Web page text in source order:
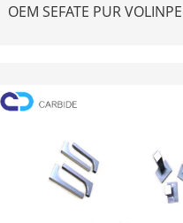
OEM SEFATE PUR